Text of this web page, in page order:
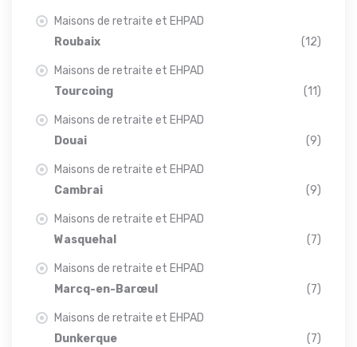
Maisons de retraite et EHPAD
Roubaix
(12)
Maisons de retraite et EHPAD
Tourcoing
(11)
Maisons de retraite et EHPAD
Douai
(9)
Maisons de retraite et EHPAD
Cambrai
(9)
Maisons de retraite et EHPAD
Wasquehal
(7)
Maisons de retraite et EHPAD
Marcq-en-Barœul
(7)
Maisons de retraite et EHPAD
Dunkerque
(7)